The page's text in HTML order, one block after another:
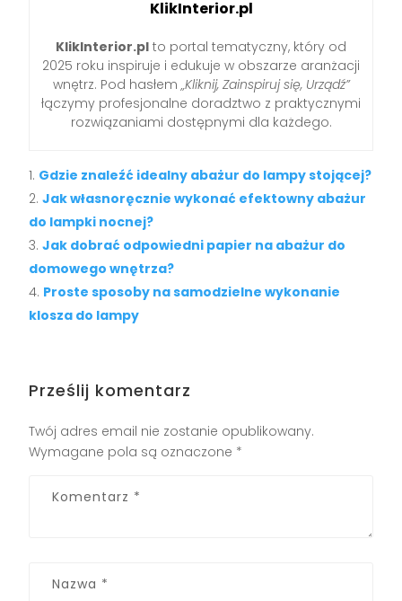
KlikInterior.pl
KlikInterior.pl to portal tematyczny, który od
2025 roku inspiruje i edukuje w obszarze aranżacji
wnętrz. Pod hasłem „Kliknij, Zainspiruj się, Urządź”
łączymy profesjonalne doradztwo z praktycznymi
rozwiązaniami dostępnymi dla każdego.
Gdzie znaleźć idealny abażur do lampy stojącej?
Jak własnoręcznie wykonać efektowny abażur
do lampki nocnej?
Jak dobrać odpowiedni papier na abażur do
domowego wnętrza?
Proste sposoby na samodzielne wykonanie
klosza do lampy
Prześlij komentarz
Twój adres email nie zostanie opublikowany.
Wymagane pola są oznaczone *